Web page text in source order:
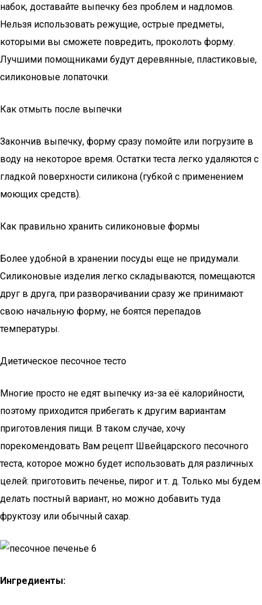
набок, доставайте выпечку без проблем и надломов.
Нельзя использовать режущие, острые предметы,
которыми вы сможете повредить, проколоть форму.
Лучшими помощниками будут деревянные, пластиковые,
силиконовые лопаточки.
Как отмыть после выпечки
Закончив выпечку, форму сразу помойте или погрузите в
воду на некоторое время. Остатки теста легко удаляются с
гладкой поверхности силикона (губкой с применением
моющих средств).
Как правильно хранить силиконовые формы
Более удобной в хранении посуды еще не придумали.
Силиконовые изделия легко складываются, помещаются
друг в друга, при разворачивании сразу же принимают
свою начальную форму, не боятся перепадов
температуры.
Диетическое песочное тесто
Многие просто не едят выпечку из-за её калорийности,
поэтому приходится прибегать к другим вариантам
приготовления пищи. В таком случае, хочу
порекомендовать Вам рецепт Швейцарского песочного
теста, которое можно будет использовать для различных
целей: приготовить печенье, пирог и т. д. Только мы будем
делать постный вариант, но можно добавить туда
фруктозу или обычный сахар.
Ингредиенты: